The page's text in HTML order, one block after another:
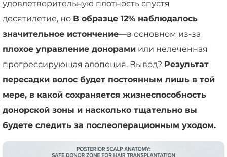
удовлетворительную плотность спустя
десятилетие, но В образце 12% наблюдалось
значительное истончение—в основном из-за
плохое управление донорами или нелеченная
прогрессирующая алопеция. Вывод? Результат
пересадки волос будет постоянным лишь в той
мере, в какой сохраняется жизнеспособность
донорской зоны и насколько тщательно вы
будете следить за послеоперационным уходом.